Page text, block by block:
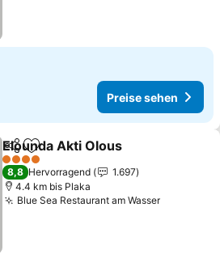
Preise sehen
TeilenZu Favoriten hinzufügen
Elounda Akti Olous
4 Sterne
8,8 Hervorragend
1.697
4.4 km bis Plaka
Blue Sea Restaurant am WasserPreise